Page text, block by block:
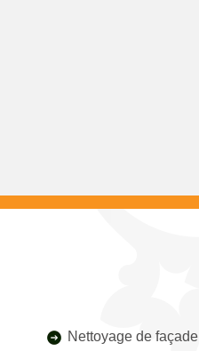
Nettoyage de façade